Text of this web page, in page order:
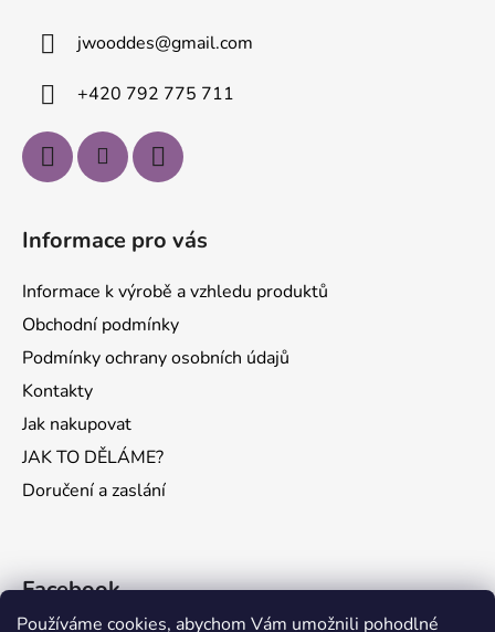
Používáme cookies, abychom Vám umožnili pohodlné
jwooddes@gmail.com
+420 792 775 711
Informace pro vás
Informace k výrobě a vzhledu produktů
Obchodní podmínky
Podmínky ochrany osobních údajů
Kontakty
Jak nakupovat
JAK TO DĚLÁME?
Doručení a zaslání
Facebook